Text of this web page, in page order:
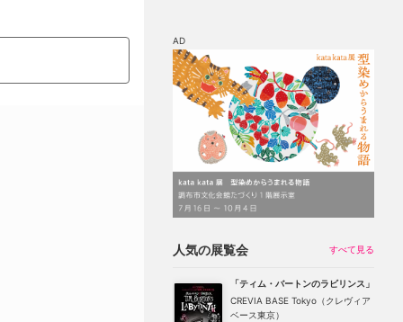
チケット割引
AD
人気の展覧会 すべて見る
「ティム・バートンのラビリンス」
CREVIA BASE Tokyo（クレヴィア
ベース東京）